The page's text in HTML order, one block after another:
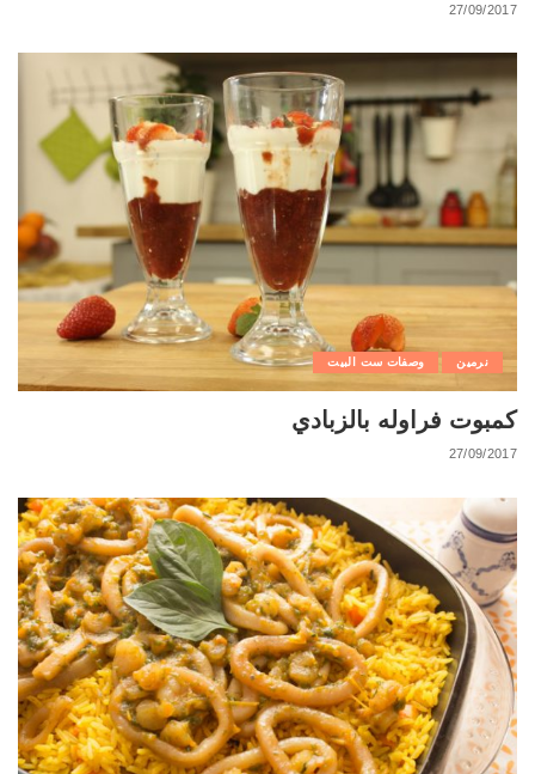
27/09/2017
نرمين وصفات ست البيت
كمبوت فراوله بالزبادي
27/09/2017